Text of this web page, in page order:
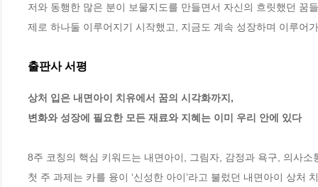
저와 동행한 많은 분이 보물지도를 만들면서 자신의 흐릿했던 꿈
제로 하나둘 이루어지기 시작했고, 지금도 계속 성장하며 이루어
출판사 서평
상처 입은 내면아이 치유에서 꿈의 시각화까지,
변화와 성장에 필요한 모든 재료와 지혜는 이미 우리 안에 있다
8주 코칭의 핵심 키워드는 내면아이, 그림자, 감정과 욕구, 의사
첫 주 과제는 카를 융이 ‘신성한 아이’라고 불렀던 내면아이 상